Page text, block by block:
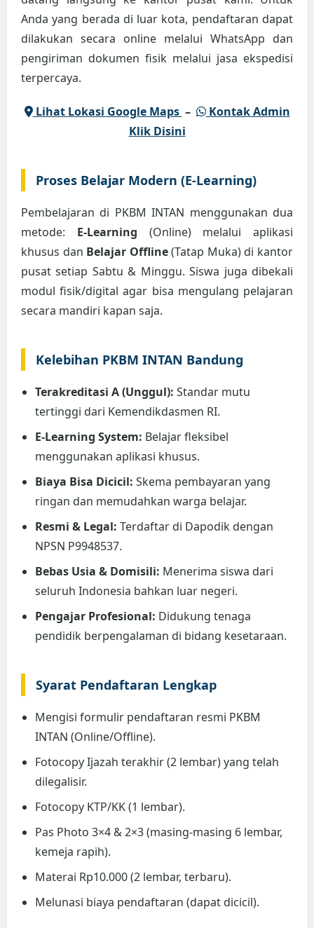
Anda yang berada di luar kota, pendaftaran dapat
dilakukan secara online melalui WhatsApp dan
pengiriman dokumen fisik melalui jasa ekspedisi
terpercaya.
Lihat Lokasi Google Maps –
Kontak Admin
Klik Disini
Proses Belajar Modern (E-Learning)
Pembelajaran di PKBM INTAN menggunakan dua
metode: E-Learning (Online) melalui aplikasi
khusus dan Belajar Offline(Tatap Muka) di kantor
pusat setiap Sabtu & Minggu. Siswa juga dibekali
modul fisik/digital agar bisa mengulang pelajaran
secara mandiri kapan saja.
Kelebihan PKBM INTAN Bandung
Terakreditasi A (Unggul): Standar mutu
tertinggi dari Kemendikdasmen RI.
E-Learning System: Belajar fleksibel
menggunakan aplikasi khusus.
Biaya Bisa Dicicil: Skema pembayaran yang
ringan dan memudahkan warga belajar.
Resmi & Legal: Terdaftar di Dapodik dengan
NPSN P9948537.
Bebas Usia & Domisili: Menerima siswa dari
seluruh Indonesia bahkan luar negeri.
Pengajar Profesional: Didukung tenaga
pendidik berpengalaman di bidang kesetaraan.
Syarat Pendaftaran Lengkap
Mengisi formulir pendaftaran resmi PKBM
INTAN (Online/Offline).
Fotocopy Ijazah terakhir (2 lembar) yang telah
dilegalisir.
Fotocopy KTP/KK (1 lembar).
Pas Photo 3×4 & 2×3 (masing-masing 6 lembar,
kemeja rapih).
Materai Rp10.000 (2 lembar, terbaru).
Melunasi biaya pendaftaran (dapat dicicil).